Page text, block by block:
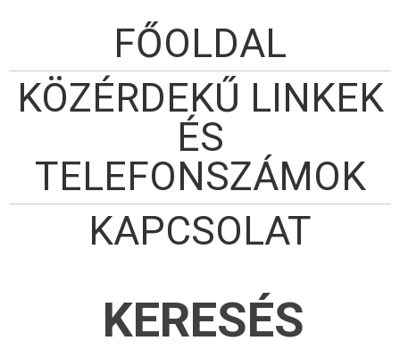
FŐOLDAL
KÖZÉRDEKŰ LINKEK
ÉS
TELEFONSZÁMOK
KAPCSOLAT
KERESÉS